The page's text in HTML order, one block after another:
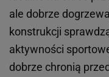
ale dobrze
konstrukcji
aktywności
dobrze chronią